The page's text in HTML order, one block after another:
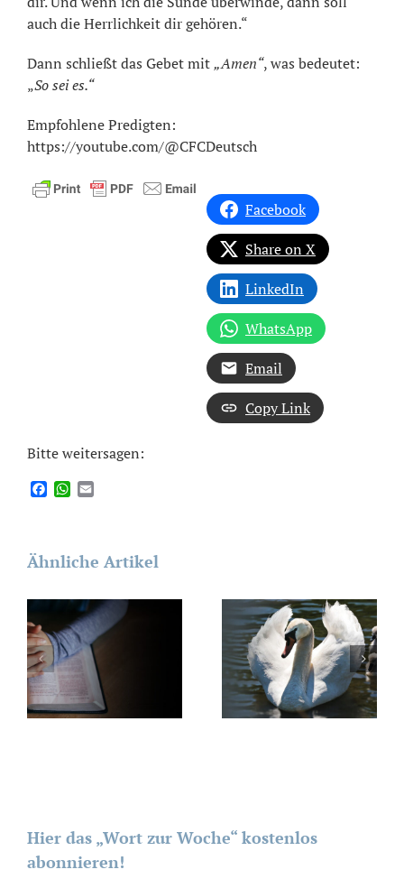
auch die Herrlichkeit dir gehören.“
Dann schließt das Gebet mit„Amen“, was bedeutet:
„So sei es.“
Empfohlene Predigten:
https://youtube.com/@CFCDeutsch
Facebook
Share on X
LinkedIn
WhatsApp
Email
Copy Link
Bitte weitersagen:
FacebookWhatsApp
Ähnliche Artikel
Hier das „Wort zur Woche“ kostenlos
abonnieren!